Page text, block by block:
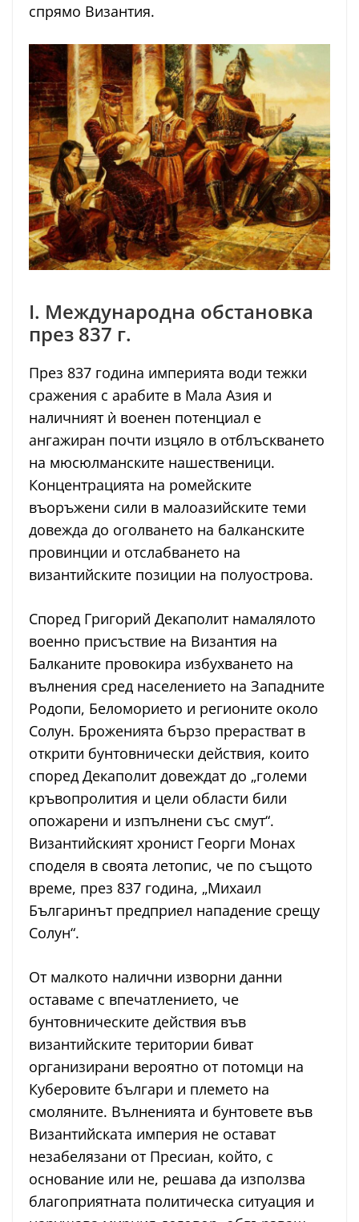
спрямо Византия.
I. Международна обстановка
през 837 г.
През 837 година империята води тежки
сражения с арабите в Мала Азия и
наличният ѝ военен потенциал е
ангажиран почти изцяло в отблъскването
на мюсюлманските нашественици.
Концентрацията на ромейските
въоръжени сили в малоазийските теми
довежда до оголването на балканските
провинции и отслабването на
византийските позиции на полуострова.
Според Григорий Декаполит намалялото
военно присъствие на Византия на
Балканите провокира избухването на
вълнения сред населението на Западните
Родопи, Беломорието и регионите около
Солун. Броженията бързо прерастват в
открити бунтовнически действия, които
според Декаполит довеждат до „големи
кръвопролития и цели области били
опожарени и изпълнени със смут“.
Византийският хронист Георги Монах
споделя в своята летопис, че по същото
време, през 837 година, „Михаил
Българинът предприел нападение срещу
Солун“.
От малкото налични изворни данни
оставаме с впечатлението, че
бунтовническите действия във
византийските територии биват
организирани вероятно от потомци на
Куберовите българи и племето на
смоляните. Вълненията и бунтовете във
Византийската империя не остават
незабелязани от Пресиан, който, с
основание или не, решава да използва
благоприятната политическа ситуация и